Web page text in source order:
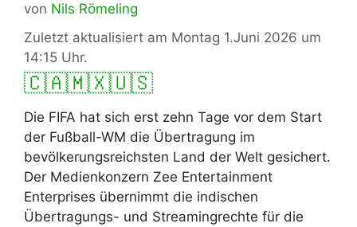
von Nils Römeling
Zuletzt aktualisiert am Montag 1.Juni 2026 um
14:15 Uhr.
🇨🇦🇲🇽🇺🇸
Die FIFA hat sich erst zehn Tage vor dem Start
der Fußball-WM die Übertragung im
bevölkerungsreichsten Land der Welt gesichert.
Der Medienkonzern Zee Entertainment
Enterprises übernimmt die indischen
Übertragungs- und Streamingrechte für die